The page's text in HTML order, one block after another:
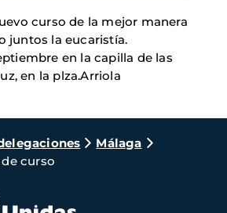
curso de la mejor manera
juntos la eucaristía.
en la capilla de las
en la plza.Arriola
Málaga
curso